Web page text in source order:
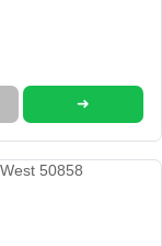
➜